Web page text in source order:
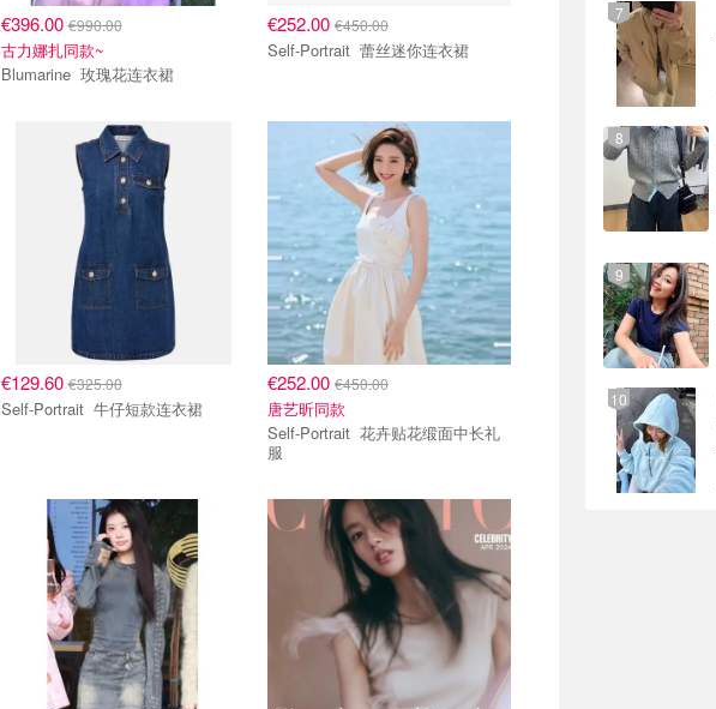
€396.00€990.00
古力娜扎同款~
Blumarine 玫瑰花连衣裙
€252.00 €450.00
Self-Portrait 蕾丝迷你连衣裙
€129.60€325.00
Self-Portrait 牛仔短款连衣裙
€252.00 €450.00
唐艺昕同款
Self-Portrait 花卉贴花缎面中长礼
服